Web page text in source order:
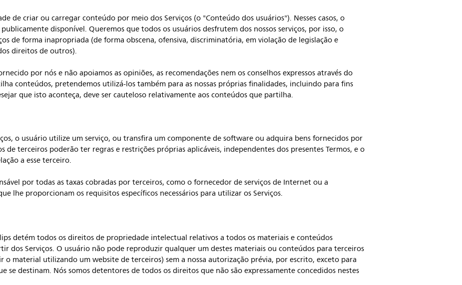
de criar ou carregar conteúdo por meio dos Serviços (o "Conteúdo dos usuários"). Nesses casos, o
disponível. Queremos que todos os usuários desfrutem dos nossos serviços, por isso, o
de forma inapropriada (de forma obscena, ofensiva, discriminatória, em violação de legislação e
direitos de outros).
por nós e não apoiamos as opiniões, as recomendações nem os conselhos expressos através do
conteúdos, pretendemos utilizá-los também para as nossas próprias finalidades, incluindo para fins
que isto aconteça, deve ser cauteloso relativamente aos conteúdos que partilha.
o usuário utilize um serviço, ou transfira um componente de software ou adquira bens fornecidos por
de terceiros poderão ter regras e restrições próprias aplicáveis, independentes dos presentes Termos, e o
a esse terceiro.
por todas as taxas cobradas por terceiros, como o fornecedor de serviços de Internet ou a
lhe proporcionam os requisitos específicos necessários para utilizar os Serviços.
detém todos os direitos de propriedade intelectual relativos a todos os materiais e conteúdos
dos Serviços. O usuário não pode reproduzir qualquer um destes materiais ou conteúdos para terceiros
material utilizando um website de terceiros) sem a nossa autorização prévia, por escrito, exceto para
se destinam. Nós somos detentores de todos os direitos que não são expressamente concedidos nestes